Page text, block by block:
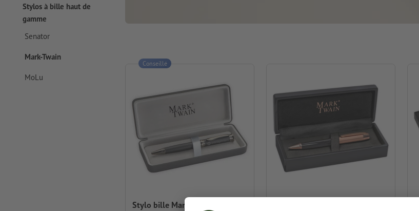
Stylos à bille haut de
gamme
Senator
Mark-Twain
MoLu
Stylo bille Mark Twain Granby
Conseillé